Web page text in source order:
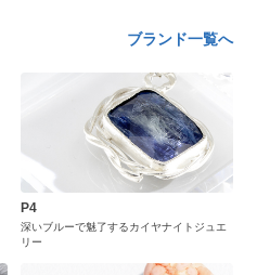
ブランド一覧へ
P4
深いブルーで魅了するカイヤナイトジュエ
リー